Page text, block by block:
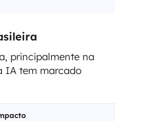
principalmente na
IA tem marcado